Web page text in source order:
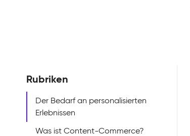
Rubriken
Der Bedarf an personalisierten
Erlebnissen
Was ist Content-Commerce?